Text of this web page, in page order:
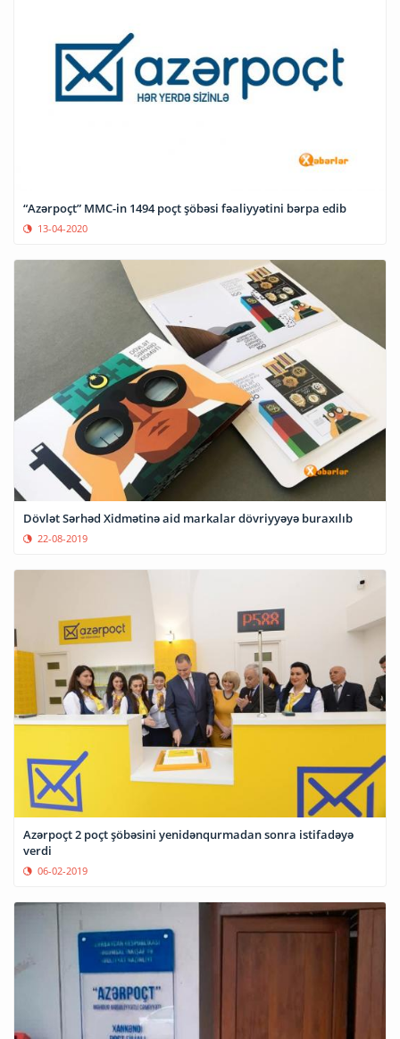
“Azərpoçt” MMC-in 1494 poçt şöbəsi fəaliyyətini bərpa edib
13-04-2020
Dövlət Sərhəd Xidmətinə aid markalar dövriyyəyə buraxılıb
22-08-2019
Azərpoçt 2 poçt şöbəsini yenidənqurmadan sonra istifadəyə
verdi
06-02-2019